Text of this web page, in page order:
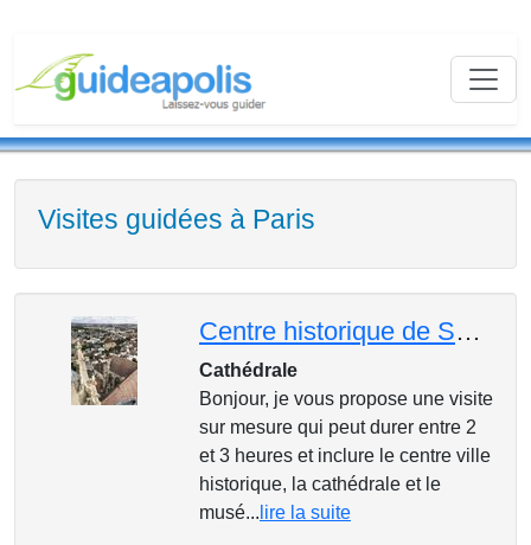
Visites guidées à Paris
Centre historique de Sens
Cathédrale
Bonjour, je vous propose une visite
sur mesure qui peut durer entre 2
et 3 heures et inclure le centre ville
historique, la cathédrale et le
musé... lire la suite